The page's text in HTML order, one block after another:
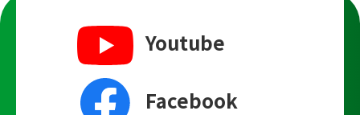
Youtube
Facebook